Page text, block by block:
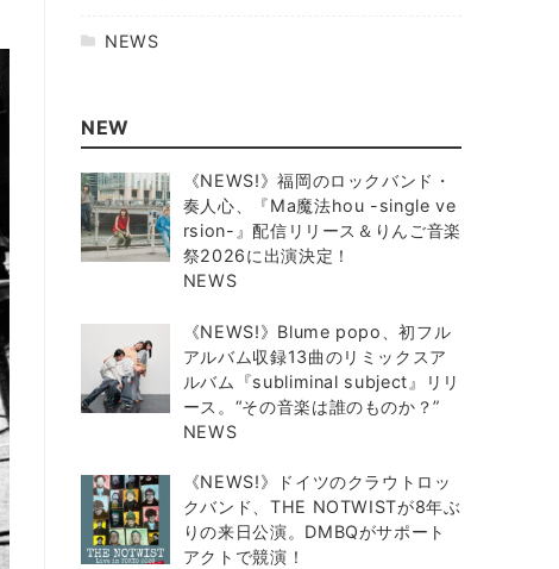
NEWS
NEW
《NEWS!》福岡のロックバンド・
奏人心、『Ma魔法hou -single ve
rsion-』配信リリース＆りんご音楽
祭2026に出演決定！
NEWS
《NEWS!》Blume popo、初フル
アルバム収録13曲のリミックスア
ルバム『subliminal subject』リリ
ース。“その音楽は誰のものか？”
NEWS
《NEWS!》ドイツのクラウトロッ
クバンド、THE NOTWISTが8年ぶ
りの来日公演。DMBQがサポート
アクトで競演！